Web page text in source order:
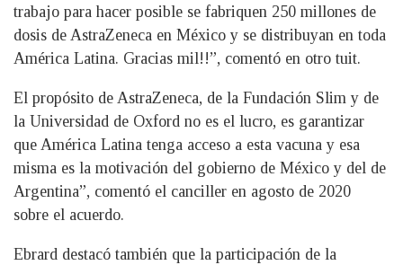
trabajo para hacer posible se fabriquen 250 millones de
dosis de AstraZeneca en México y se distribuyan en toda
América Latina. Gracias mil!!”, comentó en otro tuit.
El propósito de AstraZeneca, de la Fundación Slim y de
la Universidad de Oxford no es el lucro, es garantizar
que América Latina tenga acceso a esta vacuna y esa
misma es la motivación del gobierno de México y del de
Argentina”, comentó el canciller en agosto de 2020
sobre el acuerdo.
Ebrard destacó también que la participación de la